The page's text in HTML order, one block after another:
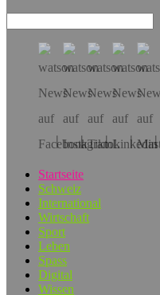
Startseite
Schweiz
International
Wirtschaft
Sport
Leben
Spass
Digital
Wissen